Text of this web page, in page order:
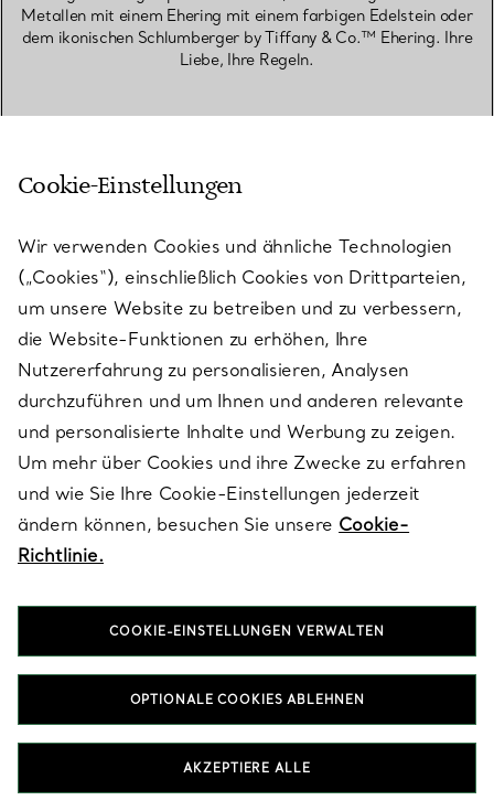
Metallen mit einem Ehering mit einem farbigen Edelstein oder
dem ikonischen Schlumberger by Tiffany & Co.™ Ehering. Ihre
Liebe, Ihre Regeln.
PARTNERRINGE IN TITANIUM
VERLOBUNGSRINGE IN TITANIUM
Häufig gestellte Fragen
Welche Stile sind bei Eheringen für Damen
besonders beliebt?
Tiffany Forever Eheringe zeichnen sich durch ein klassisches
18 Karat Gold erhältlich. Für einen besonders auffälligen Look
sorgen die Tiffany Forever Eternity Ringe und die Modelle mit
einem Tiffany® Setting in Channel-Fassung, die dank präziser
Handwerkskunst einen zeitlosen Glanz versprühen. Sixteen
markanten Diamantdetails, die Modernität und Souveränität
Kann ich meinen Ehering zusammen mit
meinem Verlobungsring tragen?
Wie erstelle ich eine Ringkombination mit
Cookie-Einstellungen
Wir verwenden Cookies und ähnliche Technologien
(„Cookies“), einschließlich Cookies von Drittparteien,
um unsere Website zu betreiben und zu verbessern,
die Website-Funktionen zu erhöhen, Ihre
Nutzererfahrung zu personalisieren, Analysen
durchzuführen und um Ihnen und anderen relevante
und personalisierte Inhalte und Werbung zu zeigen.
Um mehr über Cookies und ihre Zwecke zu erfahren
und wie Sie Ihre Cookie-Einstellungen jederzeit
ändern können, besuchen Sie unsere Cookie-
Richtlinie.
COOKIE-EINSTELLUNGEN VERWALTEN
OPTIONALE COOKIES ABLEHNEN
AKZEPTIERE ALLE